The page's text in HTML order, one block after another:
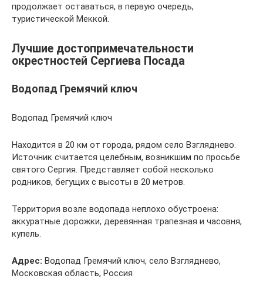
продолжает оставаться, в первую очередь,
туристической Меккой.
Лучшие достопримечательности
окрестностей Сергиева Посада
Водопад Гремячий ключ
Водопад Гремячий ключ
Находится в 20 км от города, рядом село Взгляднево.
Источник считается целебным, возникшим по просьбе
святого Сергия. Представляет собой несколько
родников, бегущих с высоты в 20 метров.
Территория возле водопада неплохо обустроена:
аккуратные дорожки, деревянная трапезная и часовня,
купель.
Адрес: Водопад Гремячий ключ, село Взгляднево,
Московская область, Россия